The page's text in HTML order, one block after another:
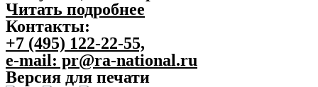
Читать подробнее
Контакты:
+7 (495) 122-22-55,
e-mail: pr@ra-national.ru
Версия для печати